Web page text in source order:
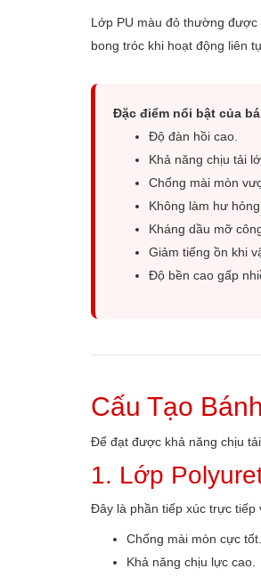
Lớp PU màu đỏ thường được
bong tróc khi hoạt động liên
Đặc điểm nổi bật của
Độ đàn hồi cao.
Khả năng chịu tải
Chống mài mòn
Không làm hư
Kháng dầu mỡ
Giảm tiếng ồn khi
Độ bền cao gấp
Cấu Tạo
Để đạt được khả năng chịu
1. Lớp
Đây là phần tiếp xúc trực tiếp
Chống mài mòn cực tốt.
Khả năng chịu lực cao.